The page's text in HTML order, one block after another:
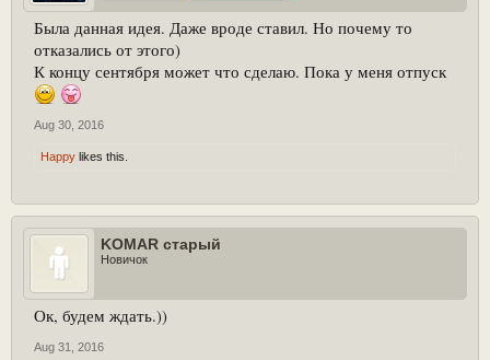
Была данная идея. Даже вроде ставил. Но почему то
отказались от этого)
К концу сентября может что сделаю. Пока у меня отпуск
Aug 30, 2016
Happy likes this.
KOMAR старый
Новичок
Ок, будем ждать.))
Aug 31, 2016